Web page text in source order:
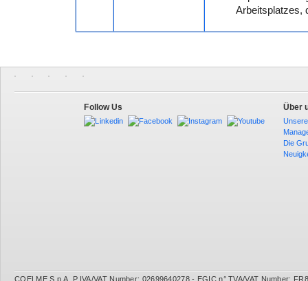
Arbeitsplatzes,
Follow Us Über
Die
COELME S.p.A. P.IVA/VAT Number: 02699640278 - EGIC n° TVA/VAT Number: